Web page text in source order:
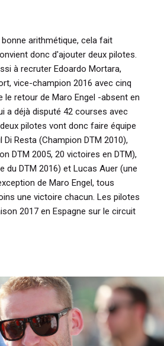
arithmétique, cela fait
donc d'ajouter deux pilotes.
à recruter Edoardo Mortara,
vice-champion 2016 avec cinq
le retour de Maro Engel -absent en
a déjà disputé 42 courses avec
pilotes vont donc faire équipe
Resta (Champion DTM 2010),
DTM 2005, 20 victoires en DTM),
du DTM 2016) et Lucas Auer (une
de Maro Engel, tous
une victoire chacun. Les pilotes
2017 en Espagne sur le circuit